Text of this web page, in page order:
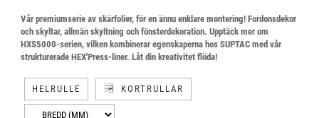
Vår premiumserie av skärfolier, för en ännu enklare montering! Fordonsdekor
och skyltar, allmän skyltning och fönsterdekoration. Upptäck mer om
HXS5000-serien, vilken kombinerar egenskaperna hos SUPTAC med vår
strukturerade HEX'Press-liner. Låt din kreativitet flöda!
HELRULLE KORTRULLAR